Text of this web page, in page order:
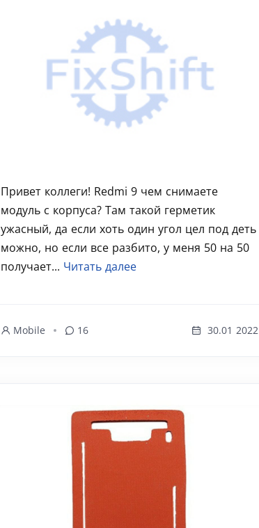
Привет коллеги! Redmi 9 чем снимаете
модуль с корпуса? Там такой герметик
ужасный, да если хоть один угол цел под деть
можно, но если все разбито, у меня 50 на 50
получает... Читать далее
Mobile 16 30.01 2022